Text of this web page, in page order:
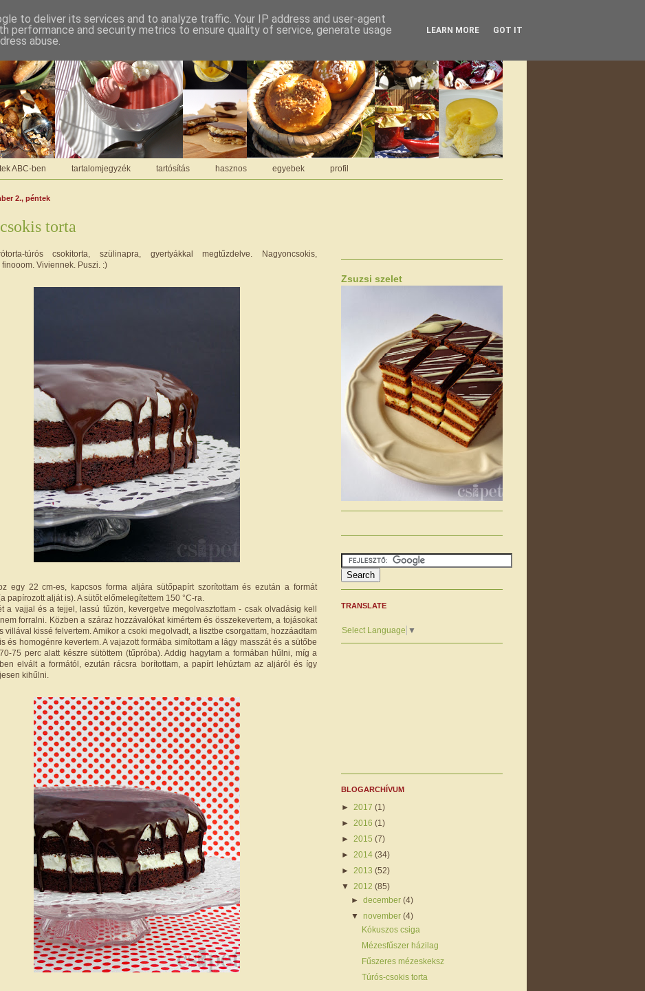
ABC-ben tartalomjegyzék tartósítás hasznos egyebek profil
2., péntek
torta
túrós csokitorta, szülinapra, gyertyákkal megtűzdelve. Nagyoncsokis,
Viviennek. Puszi. :)
egy 22 cm-es, kapcsos forma aljára sütőpapírt szorítottam és ezután a formát
papírozott alját is). A sütőt előmelegítettem 150 °C-ra.
a vajjal és a tejjel, lassú tűzön, kevergetve megolvasztottam - csak olvadásig kell
forralni. Közben a száraz hozzávalókat kimértem és összekevertem, a tojásokat
villával kissé felvertem. Amikor a csoki megolvadt, a lisztbe csorgattam, hozzáadtam
és homogénre kevertem. A vajazott formába simítottam a lágy masszát és a sütőbe
75 perc alatt készre sütöttem (tűpróba). Addig hagytam a formában hűlni, míg a
elvált a formától, ezután rácsra borítottam, a papírt lehúztam az aljáról és így
kihűlni.
Zsuzsi szelet
TRANSLATE
Select Language ▼
BLOGARCHÍVUM
► 2017 (1)
► 2016 (1)
► 2015 (7)
► 2014 (34)
► 2013 (52)
▼ 2012 (85)
►december(4)
▼november(4)
Kókuszos csiga
Mézesfűszer házilag
Fűszeres mézeskeksz
Túrós-csokis torta
to deliver its services and to analyze traffic. Your IP address and user-agent
performance and security metrics to ensure quality of service, generate usage
abuse.
LEARN MORE GOT IT